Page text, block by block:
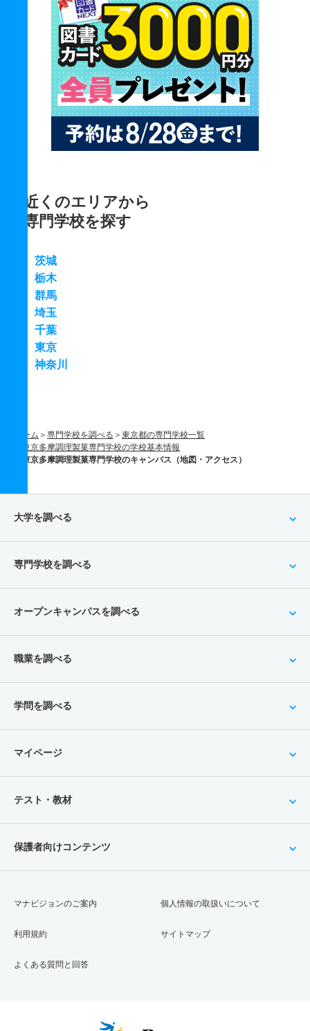
近くのエリアから
専門学校を探す
茨城
栃木
群馬
埼玉
千葉
東京
神奈川
ホーム 専門学校を調べる
東京都の専門学校一覧
東京多摩調理製菓専門学校の学校基本情報
東京多摩調理製菓専門学校のキャンパス（地図・アクセス）
大学を調べる
専門学校を調べる
オープンキャンパスを調べる
職業を調べる
学問を調べる
マイページ
テスト・教材
保護者向けコンテンツ
マナビジョンのご案内
利用規約
よくある質問と回答
個人情報の取扱いについて
サイトマップ